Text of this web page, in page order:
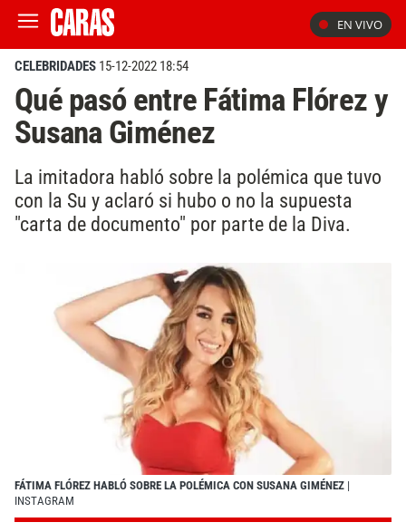
EN VIVO
CELEBRIDADES 15-12-2022 18:54
Qué pasó entre Fátima Flórez y
Susana Giménez
La imitadora habló sobre la polémica que tuvo
con la Su y aclaró si hubo o no la supuesta
"carta de documento" por parte de la Diva.
FÁTIMA FLÓREZ HABLÓ SOBRE LA POLÉMICA CON SUSANA GIMÉNEZ |
INSTAGRAM